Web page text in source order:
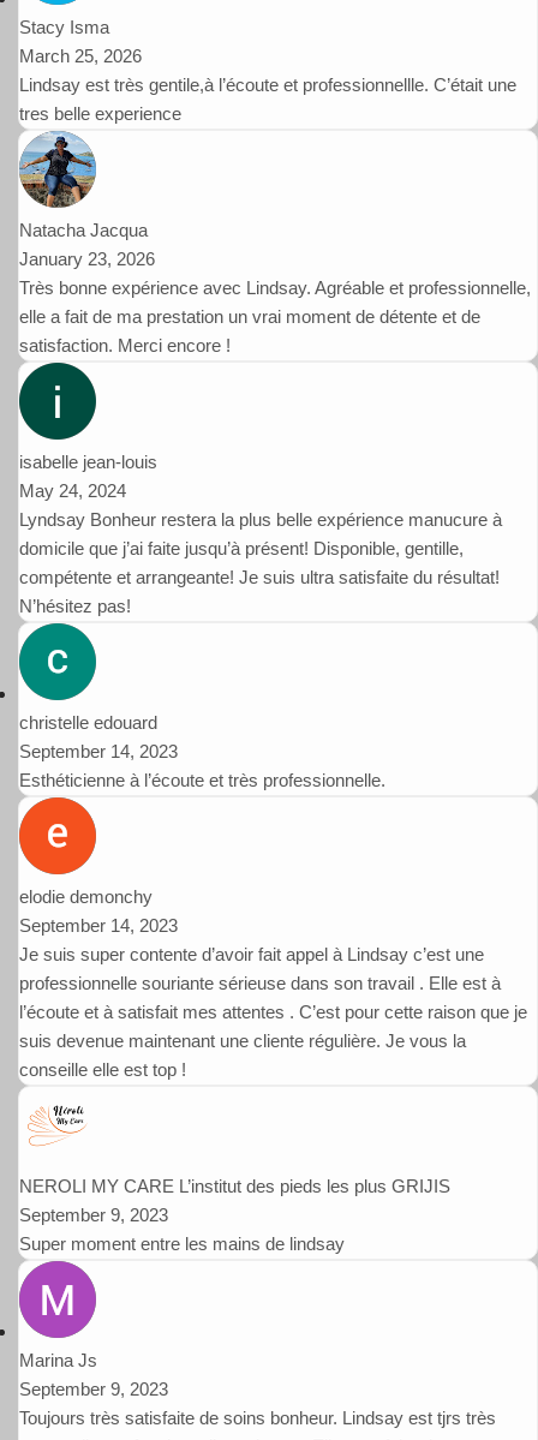
Stacy Isma
March 25, 2026
Lindsay est très gentile,à l’écoute et professionnellle. C’était une
tres belle experience
Natacha Jacqua
January 23, 2026
Très bonne expérience avec Lindsay. Agréable et professionnelle,
elle a fait de ma prestation un vrai moment de détente et de
satisfaction. Merci encore !
isabelle jean-louis
May 24, 2024
Lyndsay Bonheur restera la plus belle expérience manucure à
domicile que j’ai faite jusqu’à présent! Disponible, gentille,
compétente et arrangeante! Je suis ultra satisfaite du résultat!
N’hésitez pas!
christelle edouard
September 14, 2023
Esthéticienne à l’écoute et très professionnelle.
elodie demonchy
September 14, 2023
Je suis super contente d’avoir fait appel à Lindsay c’est une
professionnelle souriante sérieuse dans son travail . Elle est à
l’écoute et à satisfait mes attentes . C’est pour cette raison que je
suis devenue maintenant une cliente régulière. Je vous la
conseille elle est top !
NEROLI MY CARE L’institut des pieds les plus GRIJIS
September 9, 2023
Super moment entre les mains de lindsay
Marina Js
September 9, 2023
Toujours très satisfaite de soins bonheur. Lindsay est tjrs très